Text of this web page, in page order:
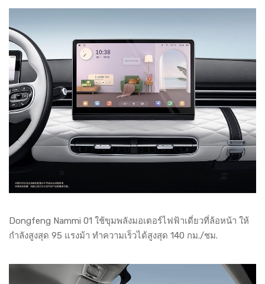
Dongfeng Nammi 01 ใช้ขุมพลังมอเตอร์ไฟฟ้าเดี่ยวที่ล้อหน้า ให้
กำลังสูงสุด 95 แรงม้า ทำความเร็วได้สูงสุด 140 กม./ชม.